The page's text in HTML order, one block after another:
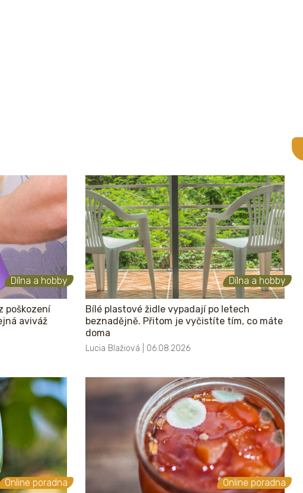
Dílna a hobby
poškození
aviváž
Dílna a hobby
Bílé plastové židle vypadají po letech
beznadějně. Přitom je vyčistíte tím, co máte
doma
Lucia Blažiová | 06.08.2026
Online poradna Online poradna